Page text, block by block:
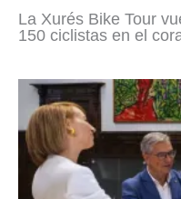
La Xurés Bike Tour
150 ciclistas en el